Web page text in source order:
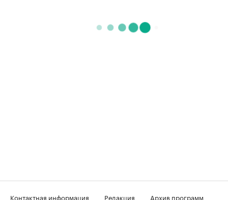
Контактная информация Редакция Архив программ